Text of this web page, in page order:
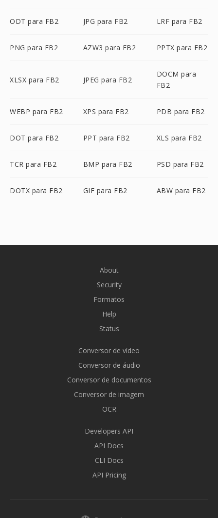
ODT para FB2 JPG para FB2 LRF para FB2
PNG para FB2 AZW3 para FB2 PPTX para FB2
XLSX para FB2 JPEG para FB2
DOCM para
FB2
WEBP para FB2 XPS para FB2 PDB para FB2
DOT para FB2 PPT para FB2 XLS para FB2
TCR para FB2 BMP para FB2 PSD para FB2
DOTX para FB2 GIF para FB2 ABW para FB2
About
Security
Formatos
Help
Status
Conversor de vídeo
Conversor de áudio
Conversor de documentos
Conversor de imagem
OCR
Developers API
API Docs
CLI Docs
API Pricing